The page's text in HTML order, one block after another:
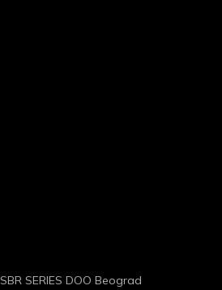
SBR SERIES DOO Beograd